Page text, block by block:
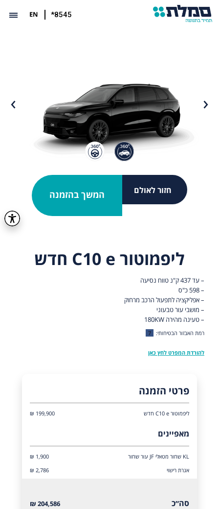
*8545
EN
חזור לאולם המשך בהזמנה
ליפמוטור C10 e חדש
– עד 437 ק"נ טווח נסיעה
– 598 כ"ס
– אפליקציה לתפעול הרכב מרחוק
– מושבי עור טבעוני
– טעינה מהירה 180KW
רמת האבזור הבטיחותי: 7
להורדת המפרט לחץ כאן
פרטי הזמנה
ליפמוטור C10 e חדש 199,900 ₪
מאפיינים
KL שחור מטאלי JF עור שחור
₪ 1,900
אגרת רישוי
₪ 2,786
סה״כ 204,586 ₪